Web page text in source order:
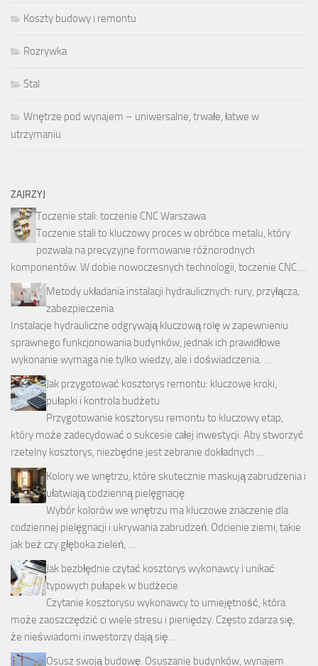
Koszty budowy i remontu
Rozrywka
Stal
Wnętrze pod wynajem – uniwersalne, trwałe, łatwe w
utrzymaniu
ZAJRZYJ
Toczenie stali: toczenie CNC Warszawa
Toczenie stali to kluczowy proces w obróbce metalu, który
pozwala na precyzyjne formowanie różnorodnych
komponentów. W dobie nowoczesnych technologii, toczenie CNC …
Metody układania instalacji hydraulicznych: rury, przyłącza,
zabezpieczenia
Instalacje hydrauliczne odgrywają kluczową rolę w zapewnieniu
sprawnego funkcjonowania budynków, jednak ich prawidłowe
wykonanie wymaga nie tylko wiedzy, ale i doświadczenia. …
Jak przygotować kosztorys remontu: kluczowe kroki,
pułapki i kontrola budżetu
Przygotowanie kosztorysu remontu to kluczowy etap,
który może zadecydować o sukcesie całej inwestycji. Aby stworzyć
rzetelny kosztorys, niezbędne jest zebranie dokładnych …
Kolory we wnętrzu, które skutecznie maskują zabrudzenia i
ułatwiają codzienną pielęgnację
Wybór kolorów we wnętrzu ma kluczowe znaczenie dla
codziennej pielęgnacji i ukrywania zabrudzeń. Odcienie ziemi, takie
jak beż czy głęboka zieleń, …
Jak bezbłędnie czytać kosztorys wykonawcy i unikać
typowych pułapek w budżecie
Czytanie kosztorysu wykonawcy to umiejętność, która
może zaoszczędzić ci wiele stresu i pieniędzy. Często zdarza się,
że nieświadomi inwestorzy dają się …
Osusz swoją budowę. Osuszanie budynków, wynajem